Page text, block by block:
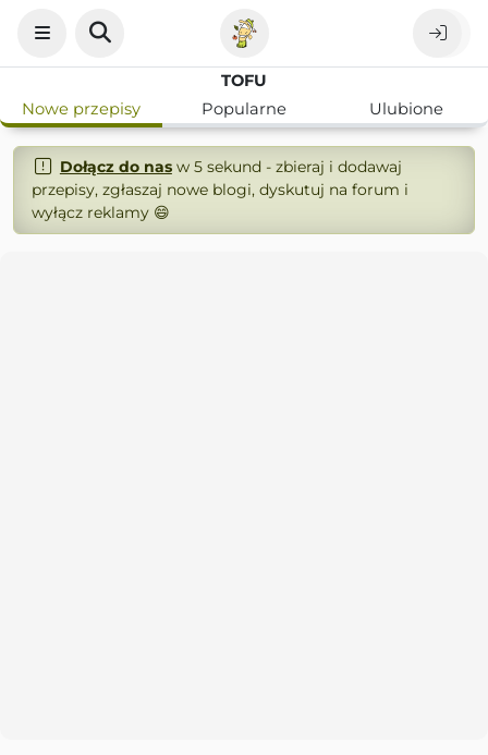
TOFU
Nowe przepisy
Popularne Ulubione
Dołącz do nasw 5 sekund - zbieraj i dodawaj
przepisy, zgłaszaj nowe blogi, dyskutuj na forum i
wyłącz reklamy 😄